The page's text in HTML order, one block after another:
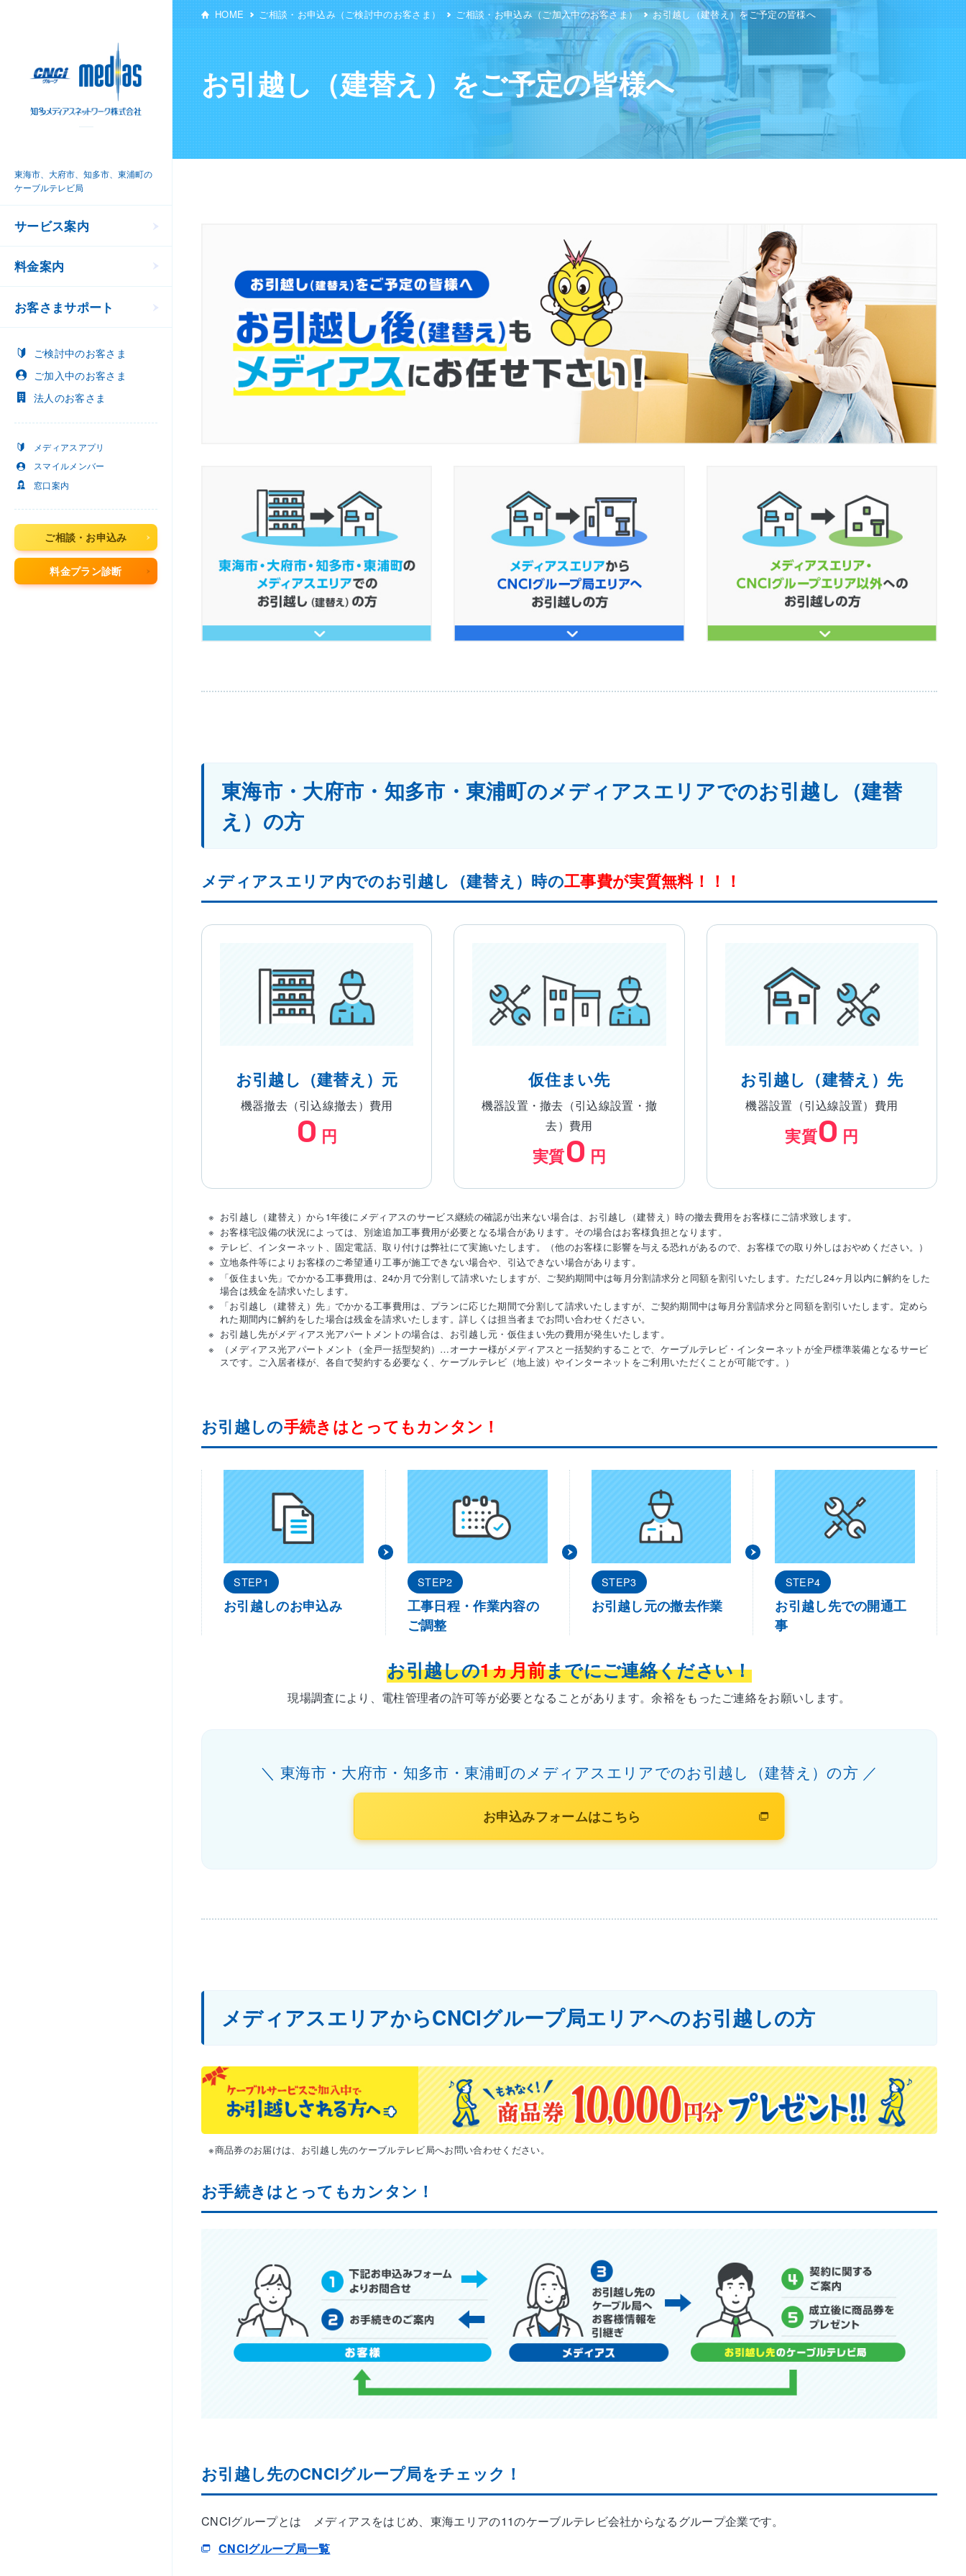
東海市、大府市、知多市、東浦町の
ケーブルテレビ局
サービス案内
料金案内
お客さまサポート
ご検討中のお客さま
ご加入中のお客さま
法人 のお客さま
メディアスアプリ
スマイルメンバー
窓口案内
ご相談・お申込み
料金プラン診断
HOME ご相談・お申込み（ご検討中のお客さま） ご相談・お申込み（ご加入中のお客さま） お引越し（建替え）をご予定の皆様へ
お引越し（建替え）をご予定の皆様へ
東海市・大府市・知多市・東浦町のメディアスエリアでのお引越し（建替
え）の方
メディアスエリア内でのお引越し（建替え）時の工事費が実質無料！！！
お引越し（建替え）元
機器撤去（引込線撤去）費用
0 円
仮住まい先
機器設置・撤去（引込線設置・撤
去）費用
実質0 円
お引越し（建替え）先
機器設置（引込線設置）費用
実質0 円
お引越し（建替え）から1年後にメディアスのサービス継続の確認が出来ない場合は、お引越し（建替え）時の撤去費用をお客様にご請求致します。
お客様宅設備の状況によっては、別途追加工事費用が必要となる場合があります。その場合はお客様負担となります。
テレビ、インターネット、固定電話、取り付けは弊社にて実施いたします。（他のお客様に影響を与える恐れがあるので、お客様での取り外しはおやめください。）
立地条件等によりお客様のご希望通り工事が施工できない場合や、引込できない場合があります。
「仮住まい先」でかかる工事費用は、24か月で分割して請求いたしますが、ご契約期間中は毎月分割請求分と同額を割引いたします。ただし24ヶ月以内に解約をした
場合は残金を請求いたします。
「お引越し（建替え）先」でかかる工事費用は、プランに応じた期間で分割して請求いたしますが、ご契約期間中は毎月分割請求分と同額を割引いたします。定めら
れた期間内に解約をした場合は残金を請求いたします。詳しくは担当者までお問い合わせください。
お引越し先がメディアス光アパートメントの場合は、お引越し元・仮住まい先の費用が発生いたします。
（メディアス光アパートメント（全戸一括型契約）…オーナー様がメディアスと一括契約することで、ケーブルテレビ・インターネットが全戸標準装備となるサービ
スです。ご入居者様が、各自で契約する必要なく、ケーブルテレビ（地上波）やインターネットをご利用いただくことが可能です。）
お引越しの手続きはとってもカンタン！
STEP1
お引越しのお申込み
STEP2
工事日程・作業内容の
ご調整
STEP3
お引越し元の撤去作業
STEP4
お引越し先での開通工
事
お引越しの1ヵ月前までにご連絡ください！
現場調査により、電柱管理者の許可等が必要となることがあります。余裕をもったご連絡をお願いします。
＼ 東海市・大府市・知多市・東浦町のメディアスエリアでのお引越し（建替え）の方 ／
お申込みフォームはこちら
メディアスエリアからCNCIグループ局エリアへのお引越しの方
※商品券のお届けは、お引越し先のケーブルテレビ局へお問い合わせください。
お手続きはとってもカンタン！
お引越し先のCNCIグループ局をチェック！
CNCIグループとは メディアスをはじめ、東海エリアの11のケーブルテレビ会社からなるグループ企業です。
CNCIグループ局一覧